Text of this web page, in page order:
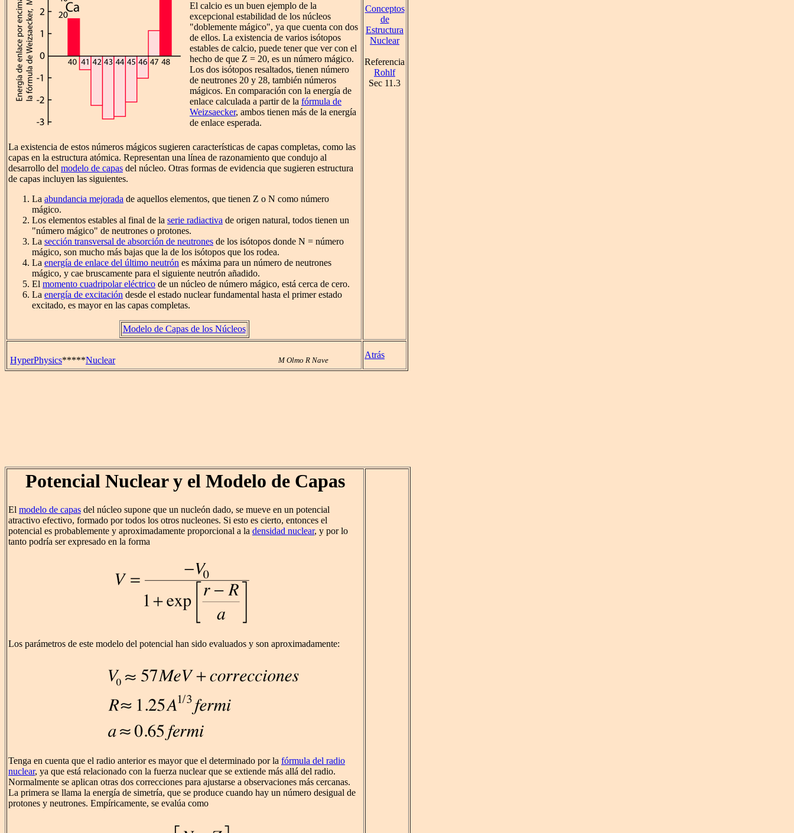
El calcio es un buen ejemplo de la
excepcional estabilidad de los núcleos
"doblemente mágico", ya que cuenta con dos
de ellos. La existencia de varios isótopos
estables de calcio, puede tener que ver con el
hecho de que Z = 20, es un número mágico.
Los dos isótopos resaltados, tienen número
de neutrones 20 y 28, también números
mágicos. En comparación con la energía de
enlace calculada a partir de la fórmula de
Weizsaecker, ambos tienen más de la energía
de enlace esperada.
La existencia de estos números mágicos sugieren características de capas completas, como las
capas en la estructura atómica. Representan una línea de razonamiento que condujo al
desarrollo del modelo de capas del núcleo. Otras formas de evidencia que sugieren estructura
de capas incluyen las siguientes.
La abundancia mejorada de aquellos elementos, que tienen Z o N como número
mágico.
Los elementos estables al final de la serie radiactiva de origen natural, todos tienen un
"número mágico" de neutrones o protones.
La sección transversal de absorción de neutrones de los isótopos donde N = número
mágico, son mucho más bajas que la de los isótopos que los rodea.
La energía de enlace del último neutrón es máxima para un número de neutrones
mágico, y cae bruscamente para el siguiente neutrón añadido.
El momento cuadripolar eléctrico de un núcleo de número mágico, está cerca de cero.
La energía de excitación desde el estado nuclear fundamental hasta el primer estado
excitado, es mayor en las capas completas.
Modelo de Capas de los Núcleos
Conceptos
de
Estructura
Nuclear
Referencia
Rohlf
Sec 11.3
HyperPhysics*****Nuclear M Olmo R Nave
Atrás
Potencial Nuclear y el Modelo de Capas
El modelo de capas del núcleo supone que un nucleón dado, se mueve en un potencial
atractivo efectivo, formado por todos los otros nucleones. Si esto es cierto, entonces el
potencial es probablemente y aproximadamente proporcional a la densidad nuclear, y por lo
tanto podría ser expresado en la forma
Los parámetros de este modelo del potencial han sido evaluados y son aproximadamente:
Tenga en cuenta que el radio anterior es mayor que el determinado por la fórmula del radio
nuclear, ya que está relacionado con la fuerza nuclear que se extiende más allá del radio.
Normalmente se aplican otras dos correcciones para ajustarse a observaciones más cercanas.
La primera se llama la energía de simetría, que se produce cuando hay un número desigual de
protones y neutrones. Empíricamente, se evalúa como